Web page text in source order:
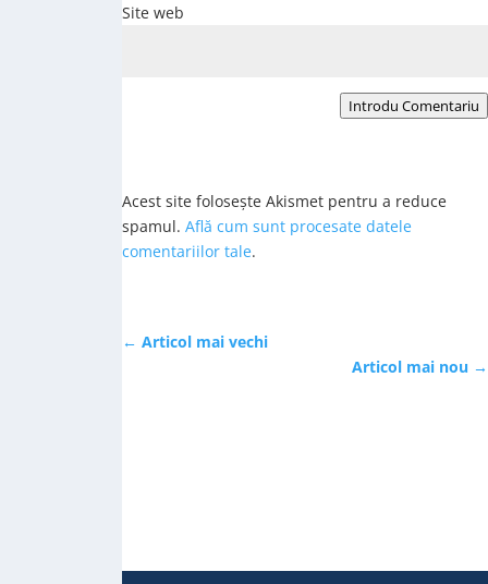
Site web
Introdu Comentariu
Acest site folosește Akismet pentru a reduce
spamul. Află cum sunt procesate datele
comentariilor tale.
← Articol mai vechi
Articol mai nou →